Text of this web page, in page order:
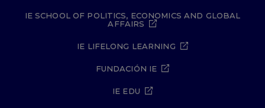
IE SCHOOL OF POLITICS, ECONOMICS AND GLOBAL
AFFAIRS
IE LIFELONG LEARNING
FUNDACIÓN IE
IE EDU